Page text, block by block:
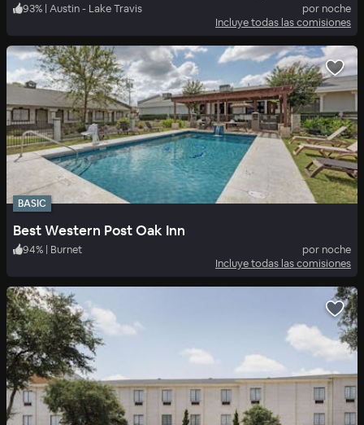
93% | Austin - Lake Travis
por noche
Incluye todas las comisiones
BASIC
Best Western Post Oak Inn
94% | Burnet
por noche
Incluye todas las comisiones